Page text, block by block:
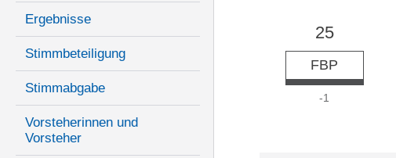
Ergebnisse
Stimmbeteiligung
Stimmabgabe
Vorsteherinnen und
Vorsteher
25
FBP
-1